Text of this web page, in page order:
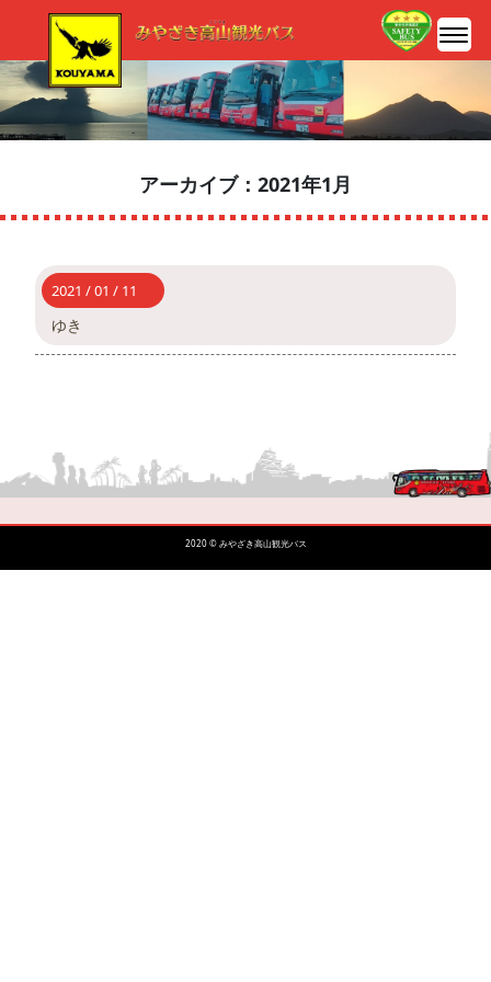
アーカイブ：2021年1月
2021 / 01 / 11
ゆき
2020 © みやざき高山観光バス